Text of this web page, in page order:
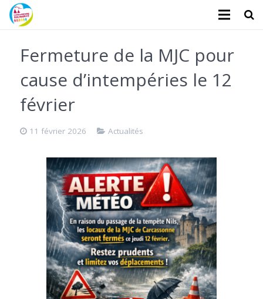
Logements
Actualités
Faire un don
Fermeture de la MJC pour
cause d’intempéries le 12
février
11 février 2026 Actualités